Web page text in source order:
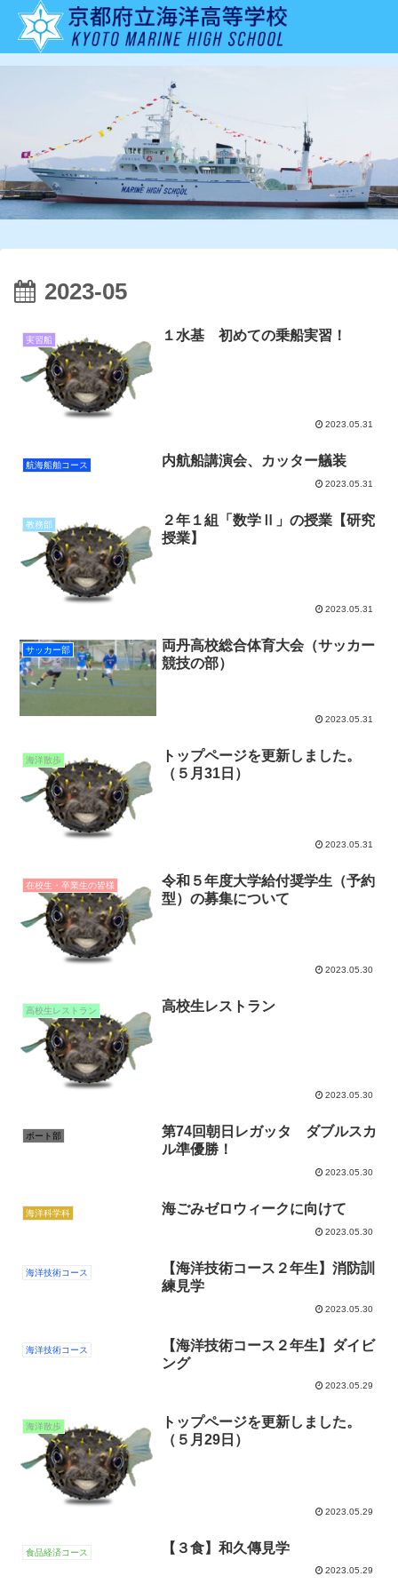
2023-05
実習船 １水基 初めての乗船実習！
2023.05.31
航海船舶コース 内航船講演会、カッター艤装
2023.05.31
教務部
２年１組「数学Ⅱ」の授業【研究
授業】
2023.05.31
サッカー部
両丹高校総合体育大会（サッカー
競技の部）
2023.05.31
海洋散歩
トップページを更新しました。
（５月31日）
2023.05.31
在校生・卒業生の皆様
令和５年度大学給付奨学生（予約
型）の募集について
2023.05.30
高校生レストラン 高校生レストラン
2023.05.30
ボート部
第74回朝日レガッタ ダブルスカ
ル準優勝！
2023.05.30
海洋科学科 海ごみゼロウィークに向けて
2023.05.30
海洋技術コース
【海洋技術コース２年生】消防訓
練見学
2023.05.30
海洋技術コース
【海洋技術コース２年生】ダイビ
ング
2023.05.29
海洋散歩
トップページを更新しました。
（５月29日）
2023.05.29
食品経済コース 【３食】和久傳見学
2023.05.29